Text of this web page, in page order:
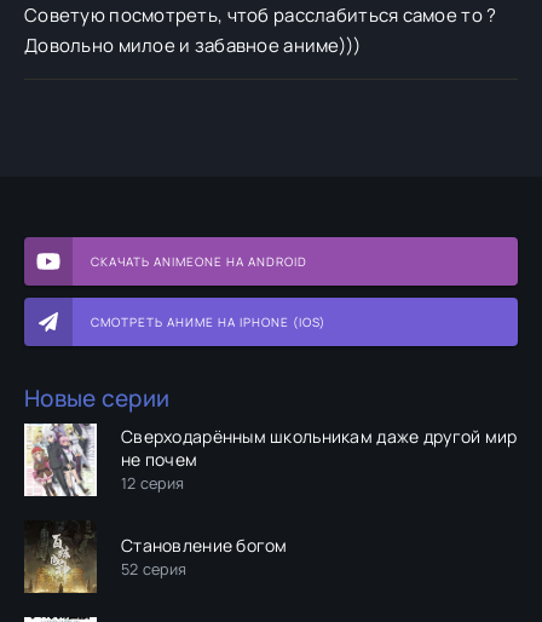
СКАЧАТЬ ANIMEONE НА ANDROID
СМОТРЕТЬ АНИМЕ НА IPHONE (IOS)
Новые серии
Сверходарённым школьникам даже другой мир
не почем
12 серия
Становление богом
52 серия
Советую посмотреть, чтоб расслабиться самое то ?
Довольно милое и забавное аниме)))